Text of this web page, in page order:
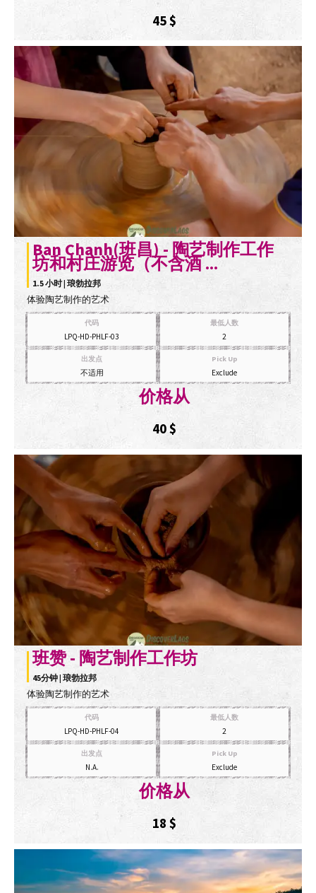
45$
Ban Chanh(班昌) - 陶艺制作工作
坊和村庄游览（不含酒 ...
1.5 小时 | 琅勃拉邦
体验陶艺制作的艺术
代码
LPQ-HD-PHLF-03
最低人数
2
出发点
不适用
Pick Up
Exclude
价格从
40$
班赞 - 陶艺制作工作坊
45分钟 | 琅勃拉邦
体验陶艺制作的艺术
代码
LPQ-HD-PHLF-04
最低人数
2
出发点
N.A.
Pick Up
Exclude
价格从
18 $